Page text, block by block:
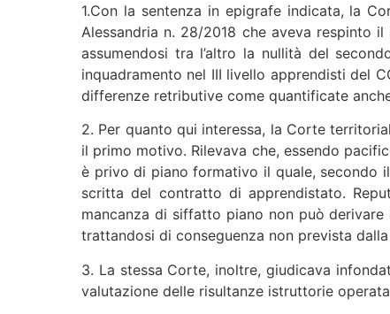
1.Con la sentenza in epigrafe indicata, la
Alessandria n. 28/2018 che aveva respinto
assumendosi tra l’altro la nullità del
inquadramento nel III livello apprendisti del
differenze retributive come quantificate
2. Per quanto qui interessa, la Corte
il primo motivo. Rilevava che, essendo
è privo di piano formativo il quale, secondo
scritta del contratto di apprendistato.
mancanza di siffatto piano non può
trattandosi di conseguenza non prevista
3. La stessa Corte, inoltre, giudicava
valutazione delle risultanze istruttorie